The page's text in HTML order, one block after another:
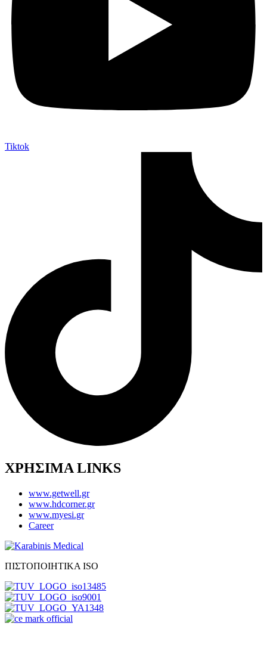
Tiktok
ΧΡΗΣΙΜΑ LINKS
www.getwell.gr
www.hdcorner.gr
www.myesi.gr
Career
ΠΙΣΤΟΠΟΙΗΤΙΚΑ ISO